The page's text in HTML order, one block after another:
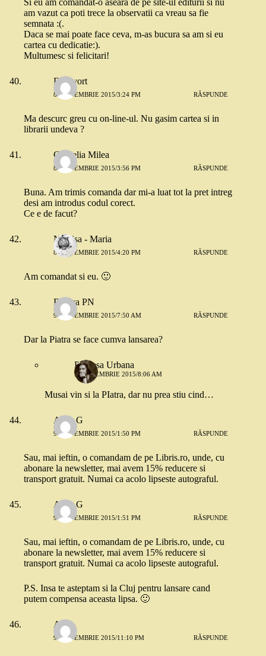
Si eu am comandat-o aseara de pe site-ul editurii si nu
am vazut ca poti trece la observatii ca vreau sa fie
semnata :(.
Daca se mai poate face ceva, m-as bucura sa am si eu
cartea cu dedicatie:).
Multumesc si felicitari!
D Divort
8 SEPTEMBRIE 2015/3:24 PM RĂSPUNDE
Ma descurc greu cu on-line-ul. Nu gasim cartea si in
librarii undeva ?
Cornelia Milea
8 SEPTEMBRIE 2015/3:56 PM RĂSPUNDE
Buna. Am trimis comanda dar mi-a luat tot la pret intreg
desi am introdus codul corect.
Ce e de facut?
Narcisa - Maria
8 SEPTEMBRIE 2015/4:20 PM RĂSPUNDE
Am comandat si eu. 🙂
Raluca PN
9 SEPTEMBRIE 2015/7:50 AM RĂSPUNDE
Dar la Piatra se face cumva lansarea?
Printesa Urbana
9 SEPTEMBRIE 2015/8:06 AM
Musai vin si la PIatra, dar nu prea stiu cind…
Anca G
9 SEPTEMBRIE 2015/1:50 PM RĂSPUNDE
Sau, mai ieftin, o comandam de pe Libris.ro, unde, cu
abonare la newsletter, mai avem 15% reducere si
transport gratuit. Numai ca acolo lipseste autograful.
Anca G
9 SEPTEMBRIE 2015/1:51 PM RĂSPUNDE
Sau, mai ieftin, o comandam de pe Libris.ro, unde, cu
abonare la newsletter, mai avem 15% reducere si
transport gratuit. Numai ca acolo lipseste autograful.
P.S. Insa te asteptam si la Cluj pentru lansare cand
putem compensa aceasta lipsa. 🙂
Anne
9 SEPTEMBRIE 2015/11:10 PM RĂSPUNDE